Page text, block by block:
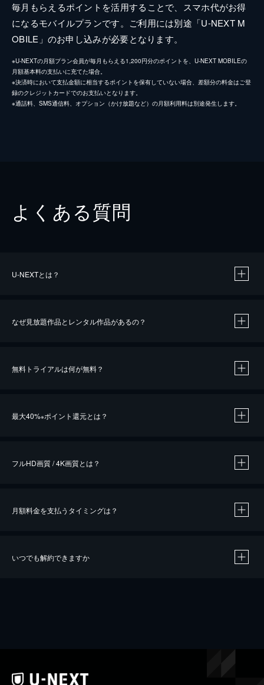
毎月もらえるポイントを活用することで、スマホ代がお得
になるモバイルプランです。ご利用には別途「U-NEXT M
OBILE」のお申し込みが必要となります。
※U-NEXTの月額プラン会員が毎月もらえる1,200円分のポイントを、U-NEXT MOBILEの
月額基本料の支払いに充てた場合。
※決済時において支払金額に相当するポイントを保有していない場合、差額分の料金はご登
録のクレジットカードでのお支払いとなります。
※通話料、SMS通信料、オプション（かけ放題など）の月額利用料は別途発生します。
よくある質問
U-NEXTとは？
なぜ見放題作品とレンタル作品があるの？
無料トライアルは何が無料？
最大40%※ポイント還元とは？
※40％ポイント還元の対象は、クレジットカード決済による作品の購入 / レンタルです。
フルHD画質 / 4K画質とは？
月額料金を支払うタイミングは？
いつでも解約できますか